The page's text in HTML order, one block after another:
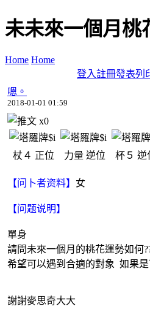
未未來一個月桃
Home Home
登入註冊發表列
嗯。
2018-01-01 01:59
x0
杖４ 正位 力量 逆位 杯５ 逆
【问卜者资料】 女
【问题说明】
單身
請問未來一個月的桃花運勢如何
希望可以遇到合適的對象 如果
謝謝麥思奇大大